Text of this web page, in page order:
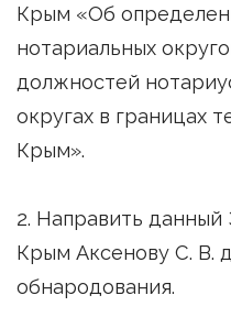
Крым «Об
нотариальных
должностей
округах в границах
Крым».
2. Направить данный
Крым Аксенову С. В.
обнародования.